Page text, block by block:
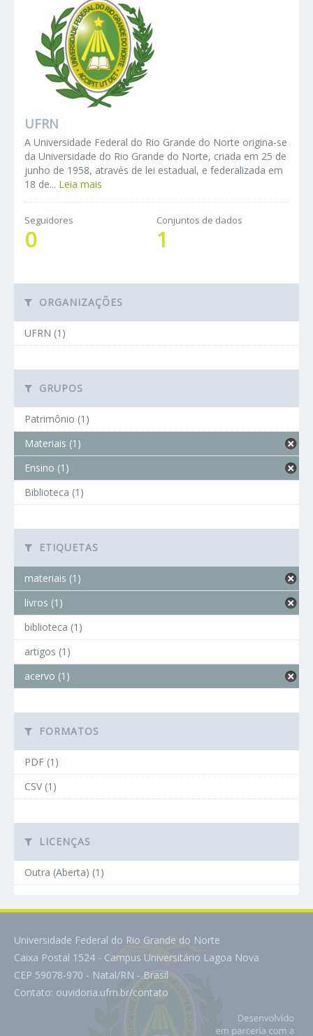
UFRN
A Universidade Federal do Rio Grande do Norte origina-se
da Universidade do Rio Grande do Norte, criada em 25 de
junho de 1958, através de lei estadual, e federalizada em
18 de... Leia mais
Seguidores
0
Conjuntos de dados
1
ORGANIZAÇÕES
UFRN (1)
GRUPOS
Patrimônio (1)
Materiais (1)
Ensino (1)
Biblioteca (1)
ETIQUETAS
materiais (1)
livros (1)
biblioteca (1)
artigos (1)
acervo (1)
FORMATOS
PDF (1)
CSV (1)
LICENÇAS
Outra (Aberta) (1)
Universidade Federal do Rio Grande do Norte
Caixa Postal 1524 - Campus Universitário Lagoa Nova
CEP 59078-970 - Natal/RN - Brasil
Contato: ouvidoria.ufrn.br/contato